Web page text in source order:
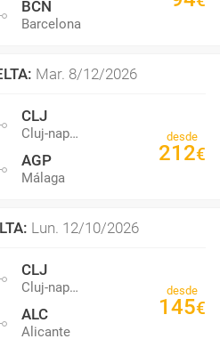
BCN
Barcelona
: Mar. 8/12/2026
CLJ
Cluj-napoca
AGP
Málaga
desde
212€
: Lun. 12/10/2026
CLJ
Cluj-napoca
ALC
Alicante
desde
145€